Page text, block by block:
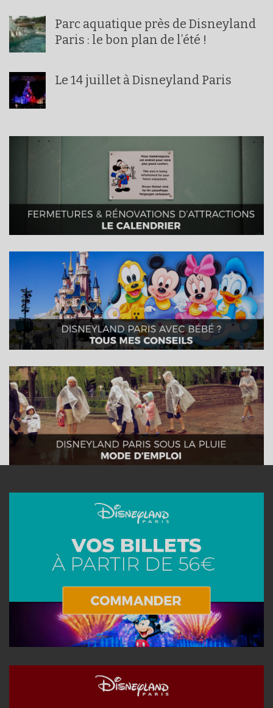
Parc aquatique près de Disneyland
Paris : le bon plan de l’été !
Le 14 juillet à Disneyland Paris